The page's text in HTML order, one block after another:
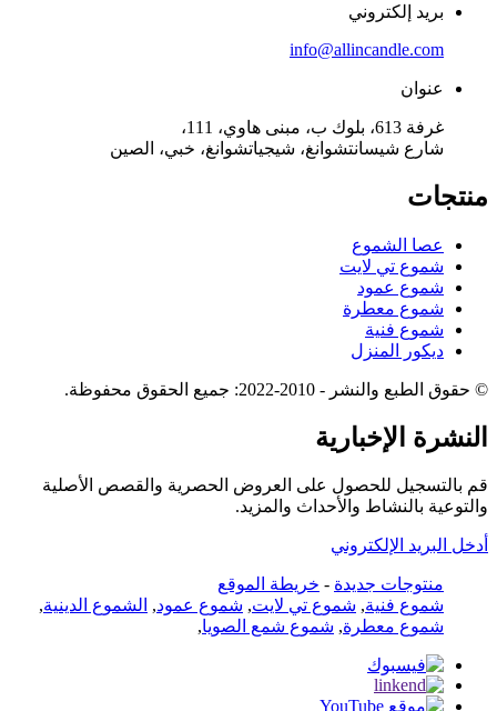
بريد إلكتروني
info@allincandle.com
عنوان
غرفة 613، بلوك ب، مبنى هاوي، 111،
شارع شيسانتشوانغ، شيجياتشوانغ، خبي، الصين
منتجات
عصا الشموع
شموع تي لايت
شموع عمود
شموع معطرة
شموع فنية
ديكور المنزل
© حقوق الطبع والنشر - 2010-2022: جميع الحقوق محفوظة.
النشرة الإخبارية
قم بالتسجيل للحصول على العروض الحصرية والقصص الأصلية
والتوعية بالنشاط والأحداث والمزيد.
أدخل البريد الإلكتروني
منتوجات جديدة - خريطة الموقع
شموع فنية, شموع تي لايت, شموع عمود, الشموع الدينية,
شموع معطرة, شموع شمع الصويا,